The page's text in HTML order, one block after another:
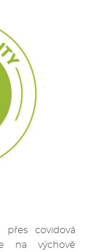
přes covidová
na výchově